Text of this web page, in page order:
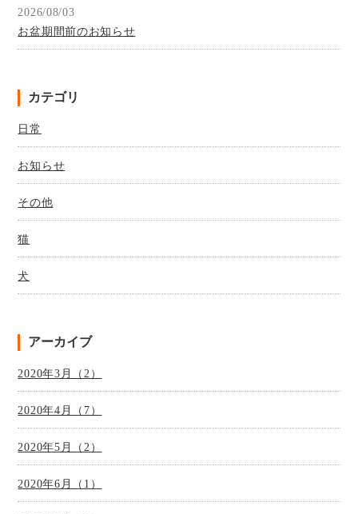
2026/08/03
お盆期間前のお知らせ
カテゴリ
日常
お知らせ
その他
猫
犬
アーカイブ
2020年3月（2）
2020年4月（7）
2020年5月（2）
2020年6月（1）